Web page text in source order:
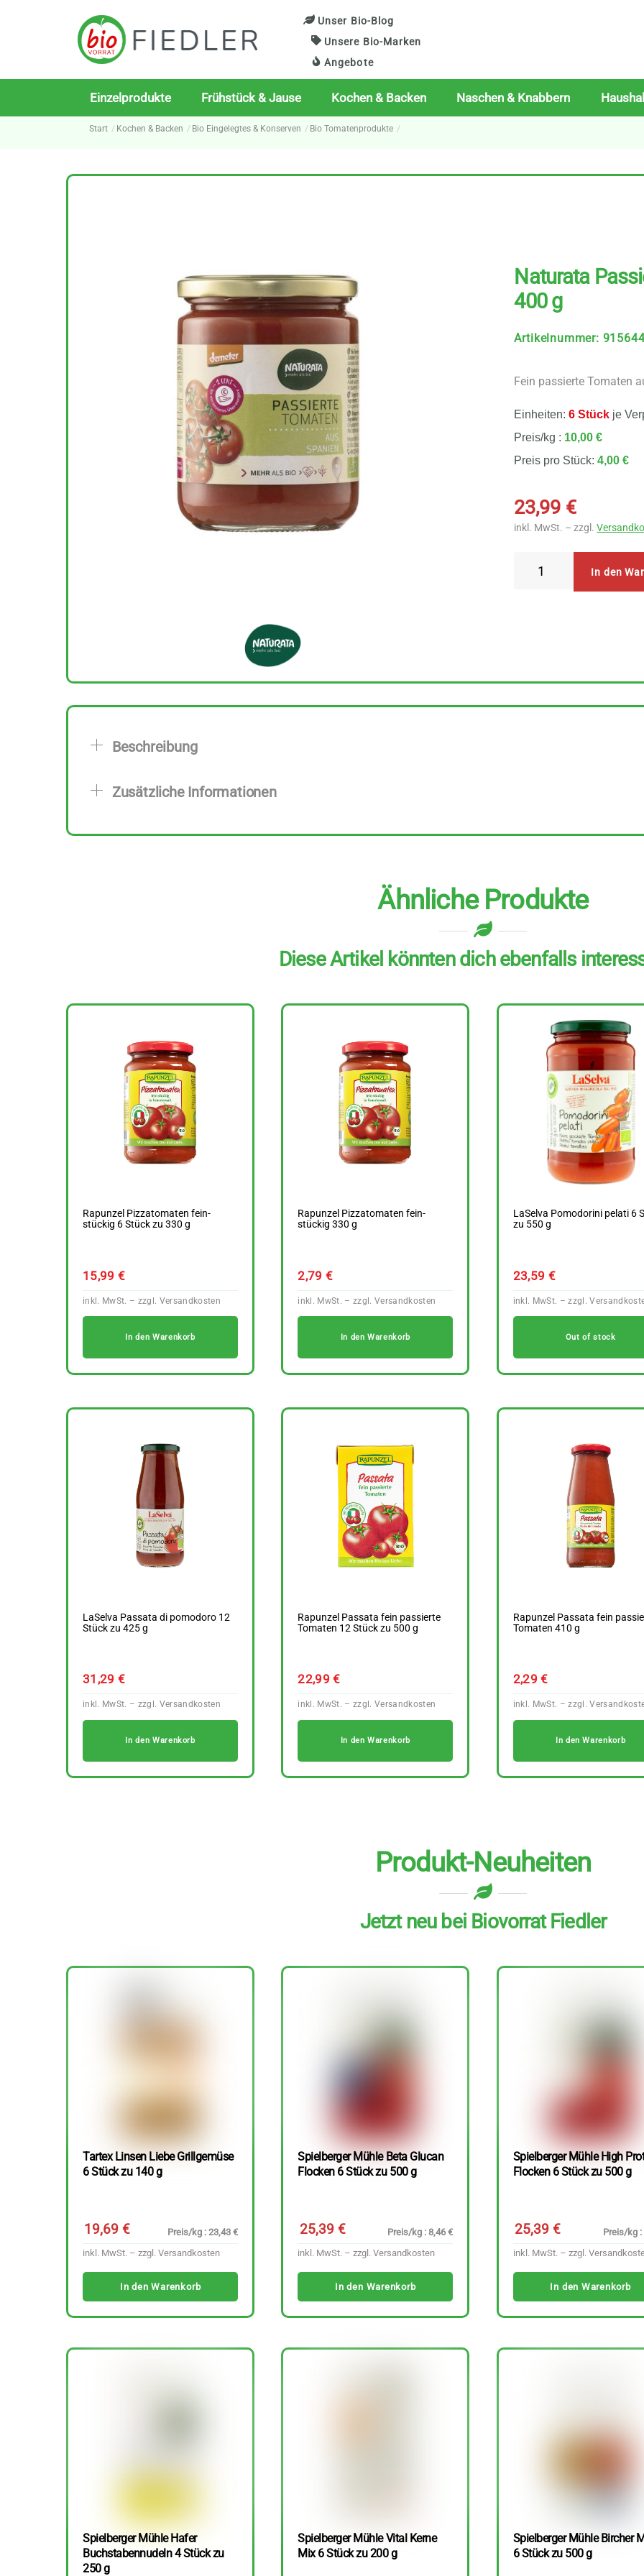
Unser Bio-Blog
Unsere Bio-Marken
Angebote
Einzelprodukte Frühstück & Jause Kochen & Backen Naschen & Knabbern
Start Kochen & Backen Bio Eingelegtes & Konserven Bio Tomatenprodukte
Naturata
400 g
Artikelnummer:
Fein passierte Tomaten
Einheiten:6 Stück je
Preis/kg : 10,00 €
Preis pro Stück:4,00 €
23,99 €
inkl. MwSt. – zzgl.
400
g
In den
Beschreibung
Zusätzliche Informationen
Ähnliche Produkte
Diese Artikel könnten dich ebenfalls
Rapunzel Pizzatomaten fein-
stückig 6 Stück zu 330 g
15,99€
In den Warenkorb
Rapunzel Pizzatomaten fein-
stückig 330 g
2,79 €
In den Warenkorb
LaSelva Pomodorini pelati 6
zu 550 g
23,59 €
Out of stock
LaSelva Passata di pomodoro 12
Stück zu 425 g
31,29€
In den Warenkorb
Rapunzel Passata fein passierte
Tomaten 12 Stück zu 500 g
22,99€
In den Warenkorb
Rapunzel Passata fein
Tomaten 410 g
2,29€
In den Warenkorb
Produkt-Neuheiten
Jetzt neu bei Biovorrat Fiedler
Tartex Linsen Liebe Grillgemüse
6 Stück zu 140 g
19,69€
Preis/kg : 23,43 €
inkl. MwSt. – zzgl. Versandkosten
In den Warenkorb
Spielberger Mühle Beta Glucan
Flocken 6 Stück zu 500 g
25,39 €
Preis/kg : 8,46 €
inkl. MwSt. – zzgl.Versandkosten
In den Warenkorb
Spielberger Mühle High
Flocken 6 Stück zu 500 g
25,39 €
Preis/kg :
inkl. MwSt. – zzgl.
In den Warenkorb
Spielberger Mühle Hafer
Buchstabennudeln 4 Stück zu
250 g
Spielberger Mühle Vital Kerne
Mix 6 Stück zu 200 g
Spielberger Mühle Bircher
6 Stück zu 500 g